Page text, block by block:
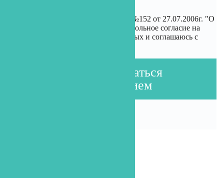
В соответствии с требованиями ФЗ №152 от 27.07.2006г. "О
персональных данных" я даю добровольное согласие на
обработку своих персональных данных и соглашаюсь с
Записаться
на прием